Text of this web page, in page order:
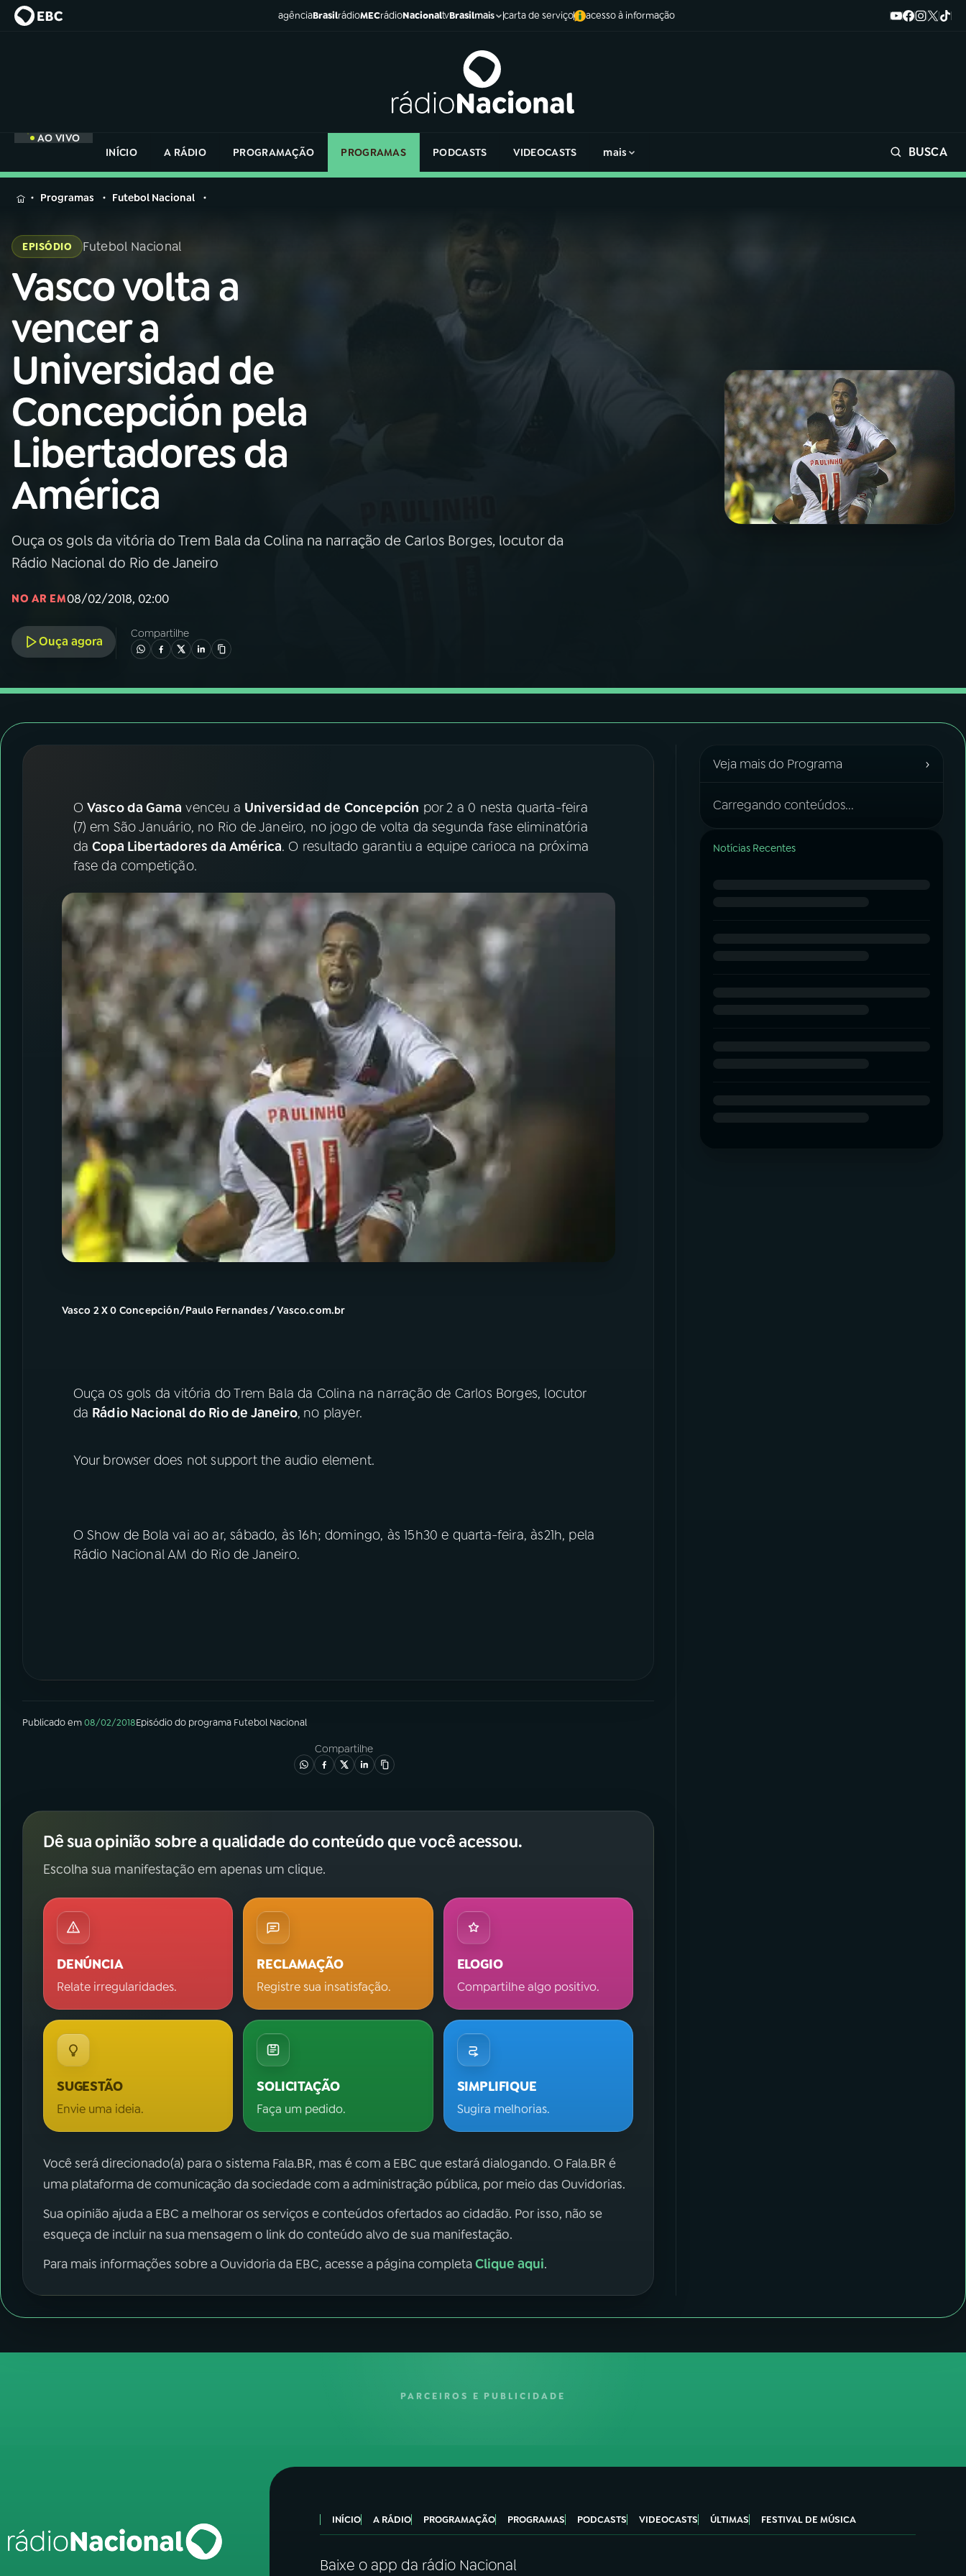
agênciaBrasilrádioMECrádioNacionaltvBrasilmais carta de serviço acesso à informação
AO VIVO
INÍCIO
A RÁDIO PROGRAMAÇÃO PROGRAMAS PODCASTS VIDEOCASTS mais BUSCA
MENU
Buscar
na
Rádio
Nacional
01INÍCIO
02A RÁDIO
03 PROGRAMAÇÃO
PROGRAMAS
PODCASTS
06VIDEOCASTS
07ÚLTIMAS
08FESTIVAL DE MÚSICA
Instagram X
na
Rádio
Programas Futebol Nacional
EPISÓDIO Futebol Nacional
Vasco volta a
vencer a
Universidad de
Concepción pela
Libertadores da
América
Ouça os gols da vitória do Trem Bala da Colina na narração de Carlos Borges, locutor da
Rádio Nacional do Rio de Janeiro
NO AR EM08/02/2018, 02:00
Ouça agora
Compartilhe
O Vasco da Gama venceu a Universidad de Concepción por 2 a 0 nesta quarta-feira
(7) em São Januário, no Rio de Janeiro, no jogo de volta da segunda fase eliminatória
daCopa Libertadores da América. O resultado garantiu a equipe carioca na próxima
fase da competição.
Vasco 2 X 0 Concepción/Paulo Fernandes / Vasco.com.br
Ouça os gols da vitória do Trem Bala da Colina na narração de Carlos Borges, locutor
da Rádio Nacional do Rio de Janeiro, no player.
Your browser does not support the audio element.
O Show de Bola vai ao ar, sábado, às 16h; domingo, às 15h30 e quarta-feira, às21h, pela
Rádio Nacional AM do Rio de Janeiro.
Publicado em08/02/2018Episódiodo programa Futebol Nacional
Compartilhe
Dê sua opinião sobre a qualidade do conteúdo que você acessou.
Escolha sua manifestação em apenas um clique.
DENÚNCIA
Relate irregularidades.
RECLAMAÇÃO
Registre sua insatisfação.
ELOGIO
Compartilhe algo positivo.
SUGESTÃO
Envie uma ideia.
SOLICITAÇÃO
Faça um pedido.
SIMPLIFIQUE
Sugira melhorias.
Você será direcionado(a) para o sistema Fala.BR, mas é com a EBC que estará dialogando. O Fala.BR é
uma plataforma de comunicação da sociedade com a administração pública, por meio das Ouvidorias.
Sua opinião ajuda a EBC a melhorar os serviços e conteúdos ofertados ao cidadão. Por isso, não se
esqueça de incluir na sua mensagem o link do conteúdo alvo de sua manifestação.
Para mais informações sobre a Ouvidoria da EBC, acesse a página completaClique aqui.
Veja mais do Programa ›
Carregando conteúdos...
Notícias Recentes
PARCEIROS E PUBLICIDADE
INÍCIO A RÁDIO PROGRAMAÇÃO PROGRAMAS PODCASTS VIDEOCASTS ÚLTIMAS FESTIVAL DE MÚSICA
Baixe o app da rádio Nacional